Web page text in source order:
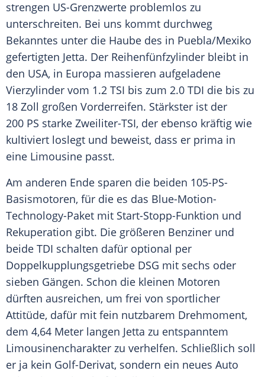
strengen US-Grenzwerte problemlos zu
unterschreiten. Bei uns kommt durchweg
Bekanntes unter die Haube des in Puebla/Mexiko
gefertigten Jetta. Der Reihenfünfzylinder bleibt in
den USA, in Europa massieren aufgeladene
Vierzylinder vom 1.2 TSI bis zum 2.0 TDI die bis zu
18 Zoll großen Vorderreifen. Stärkster ist der
200 PS starke Zweiliter-TSI, der ebenso kräftig wie
kultiviert loslegt und beweist, dass er prima in
eine Limousine passt.
Am anderen Ende sparen die beiden 105-PS-
Basismotoren, für die es das Blue-Motion-
Technology-Paket mit Start-Stopp-Funktion und
Rekuperation gibt. Die größeren Benziner und
beide TDI schalten dafür optional per
Doppelkupplungsgetriebe DSG mit sechs oder
sieben Gängen. Schon die kleinen Motoren
dürften ausreichen, um frei von sportlicher
Attitüde, dafür mit fein nutzbarem Drehmoment,
dem 4,64 Meter langen Jetta zu entspanntem
Limousinencharakter zu verhelfen. Schließlich soll
er ja kein Golf-Derivat, sondern ein neues Auto